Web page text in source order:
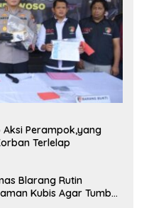
Aksi Perampok,yang
Terlelap
Blarang Rutin
Kubis Agar Tumbuh